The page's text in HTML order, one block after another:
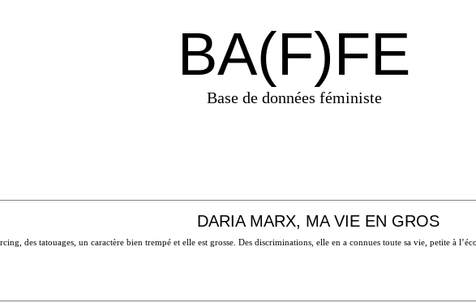
BA(F)FE
Base de données féministe
DARIA MARX, MA VIE EN GROS
des tatouages, un caractère bien trempé et elle est grosse. Des discriminations, elle en a connues toute sa vie, petite à